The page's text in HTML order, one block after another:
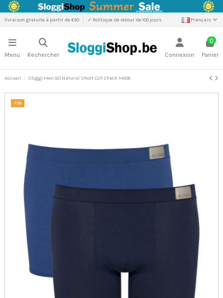
livraison gratuite à partir de €50 ✓ Politique de retour de 100 jours Français
Menu Rechercher Connexion
0
Panier
Accueil Sloggi Men GO Natural Short C2P 2Pack M008
-15%